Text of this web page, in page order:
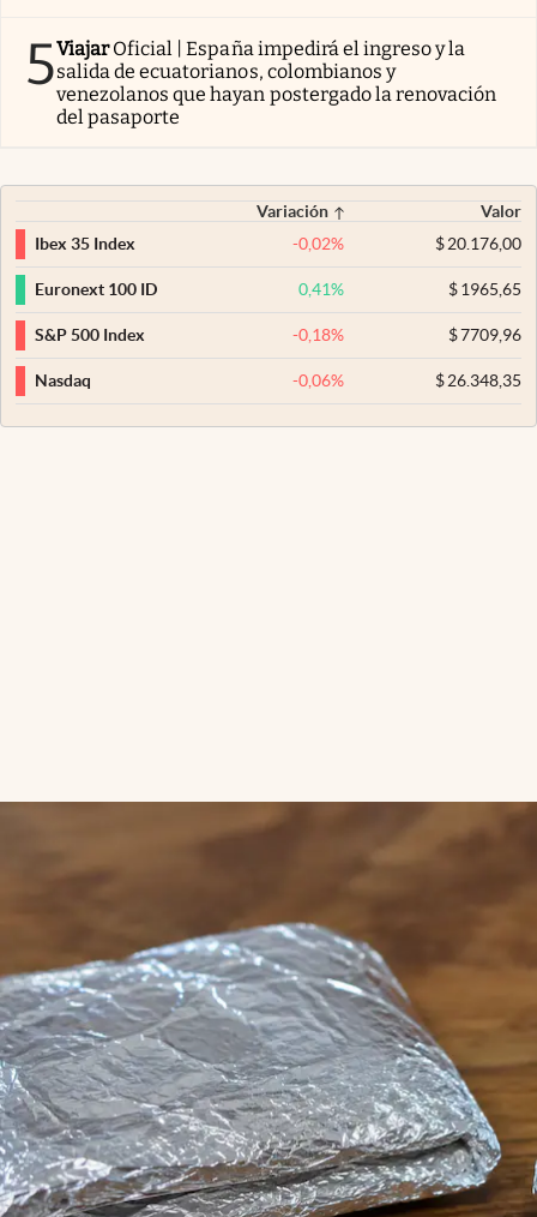
5Viajar Oficial | España impedirá el ingreso y la
salida de ecuatorianos, colombianos y
venezolanos que hayan postergado la renovación
del pasaporte
Variación
Valor
Ibex 35 Index
-0,02% $20.176,00
Euronext 100 ID 0,41% $1965,65
S&P 500 Index -0,18% $7709,96
Nasdaq -0,06% $26.348,35